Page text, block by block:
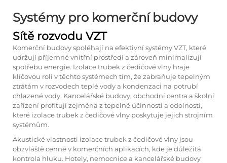
Systémy pro komerční budovy
Sítě rozvodu VZT
Komerční budovy spoléhají na efektivní systémy VZT, které
udržují příjemné vnitřní prostředí a zároveň minimalizují
spotřebu energie. Izolace trubek z čedičové vlny hraje
klíčovou roli v těchto systémech tím, že zabraňuje tepelným
ztrátám v rozvodech teplé vody a kondenzaci na potrubí
chlazené vody. Kancelářské budovy, obchodní centra a školní
zařízení profitují zejména z tepelné účinnosti a odolnosti,
které izolace trubek z čedičové vlny poskytuje jejich strojním
systémům.
Akustické vlastnosti izolace trubek z čedičové vlny jsou
obzvláště cenné v komerčních aplikacích, kde je důležitá
kontrola hluku. Hotely, nemocnice a kancelářské budovy